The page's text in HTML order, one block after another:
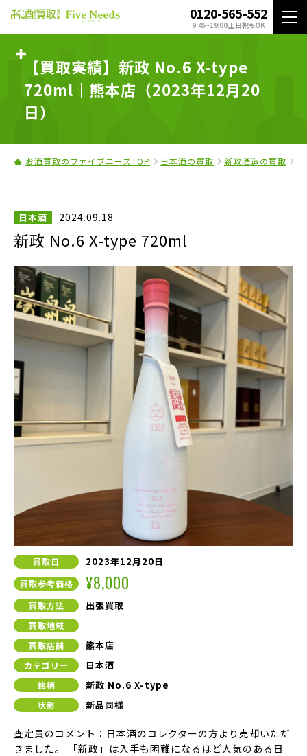
0120-565-552
9:45~19:00 土日祝もOK
【買取実績】新政 No.6 X-type
720ml｜熊本店（2023年12月20
日）
お酒買取のファイブニーズTOP 日本酒の買取 新政酒造の買取
日本酒 2024.09.18
新政 No.6 X-type 720ml
買取日 2023年12月20日
買取参考価格 ¥8,000
買取方法 出張買取
買取地域
買取店舗
熊本店
カテゴリー 日本酒
銘柄 新政 No.6 X-type
状態 新品同様
査定員のコメント：日本酒のコレクターの方より売却いただ
きました。 「新政」は入手も困難になるほど人気のある日